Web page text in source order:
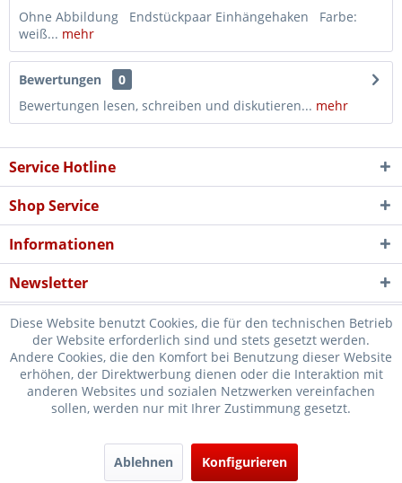
Ohne Abbildung Endstückpaar Einhängehaken Farbe:
weiß... mehr
Bewertungen
0
Bewertungen lesen, schreiben und diskutieren... mehr
Service Hotline
Shop Service
Informationen
Newsletter
* Verkauf nur an Unternehmer, Gewerbetreibende, Freiberufler und
öffentliche Institutionen, daher verstehen sich alle Preise zzgl.
nicht anders beschrieben
Diese Website benutzt Cookies, die für den technischen Betrieb
der Website erforderlich sind und stets gesetzt werden.
Andere Cookies, die den Komfort bei Benutzung dieser Website
erhöhen, der Direktwerbung dienen oder die Interaktion mit
anderen Websites und sozialen Netzwerken vereinfachen
sollen, werden nur mit Ihrer Zustimmung gesetzt.
Ablehnen Konfigurieren